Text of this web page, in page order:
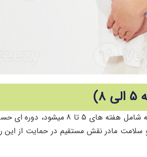
، که شامل هفته‌ های 5 تا 8 میشود، دوره‌
مادر نقش مستقیم در حمایت از این